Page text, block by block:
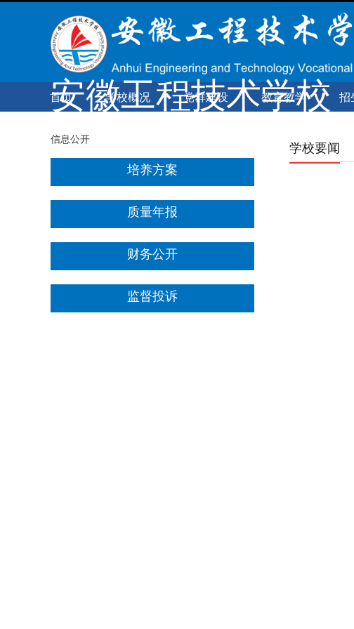
数字校园
阳光心理 数字图书馆
教学平台（典技通 超星）
宿州学院工程技术学院
安徽工程技术学校
首页 学校概况 党群建设 教育教学 招
信息公开
培养方案
质量年报
财务公开
监督投诉
学校要闻